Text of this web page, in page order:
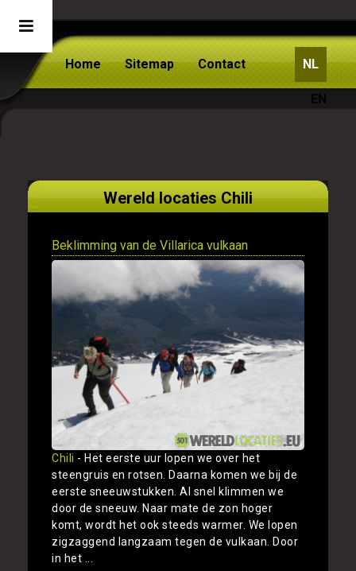
Home Sitemap Contact NL
EN
Wereld locaties Chili
Beklimming van de Villarica vulkaan
Chili - Het eerste uur lopen we over het
steengruis en rotsen. Daarna komen we bij de
eerste sneeuwstukken. Al snel klimmen we
door de sneeuw. Naar mate de zon hoger
komt, wordt het ook steeds warmer. We lopen
zigzaggend langzaam tegen de vulkaan. Door
in het ...